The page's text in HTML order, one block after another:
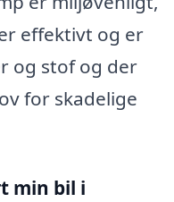
effektivt og er
og stof og der
for skadelige
min bil i